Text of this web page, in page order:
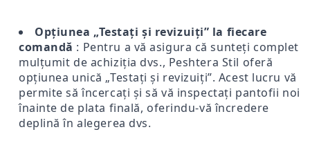
Opțiunea „Testați și revizuiți” la fiecare
comandă : Pentru a vă asigura că sunteți complet
mulțumit de achiziția dvs., Peshtera Stil oferă
opțiunea unică „Testați și revizuiți”. Acest lucru vă
permite să încercați și să vă inspectați pantofii noi
înainte de plata finală, oferindu-vă încredere
deplină în alegerea dvs.